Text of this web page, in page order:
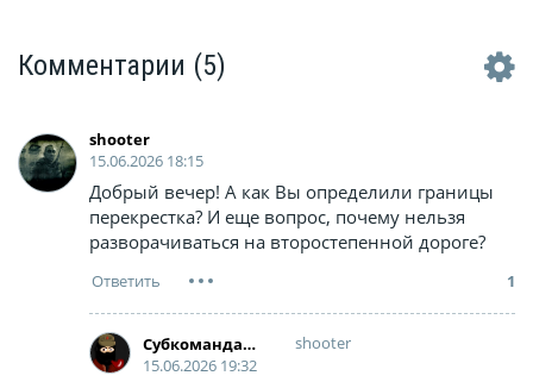
Комментарии (5)
shooter
15.06.2026 18:15
Добрый вечер! А как Вы определили границы
перекрестка? И еще вопрос, почему нельзя
разворачиваться на второстепенной дороге?
1
Cубкоманданте Маркос
shooter
15.06.2026 19:32